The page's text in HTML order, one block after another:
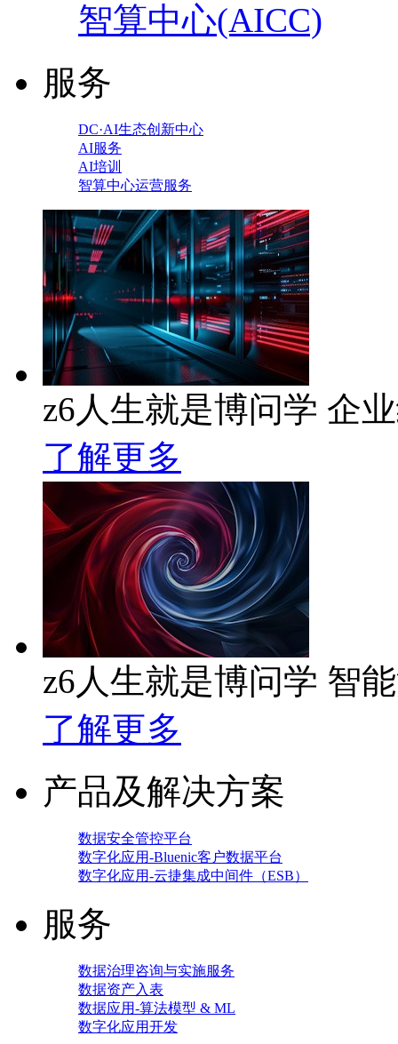
智算中心(AICC)
服务
DC·AI生态创新中心
AI服务
AI培训
智算中心运营服务
z6人生就是博问学 企
了解更多
z6人生就是博问学 智
了解更多
产品及解决方案
数据安全管控平台
数字化应用-Bluenic客户数据平台
数字化应用-云捷集成中间件（ESB）
服务
数据治理咨询与实施服务
数据资产入表
数据应用-算法模型 & ML
数字化应用开发